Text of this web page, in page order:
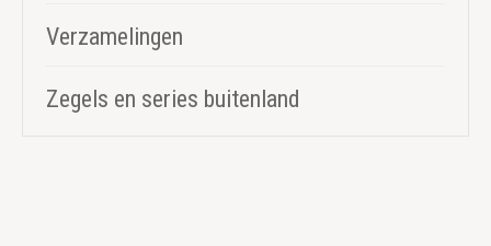
Verzamelingen
Zegels en series buitenland